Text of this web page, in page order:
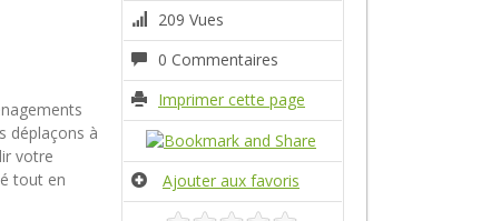
209 Vues
0 Commentaires
Imprimer cette page
Ajouter aux favoris
déplaçons à
votre
tout en